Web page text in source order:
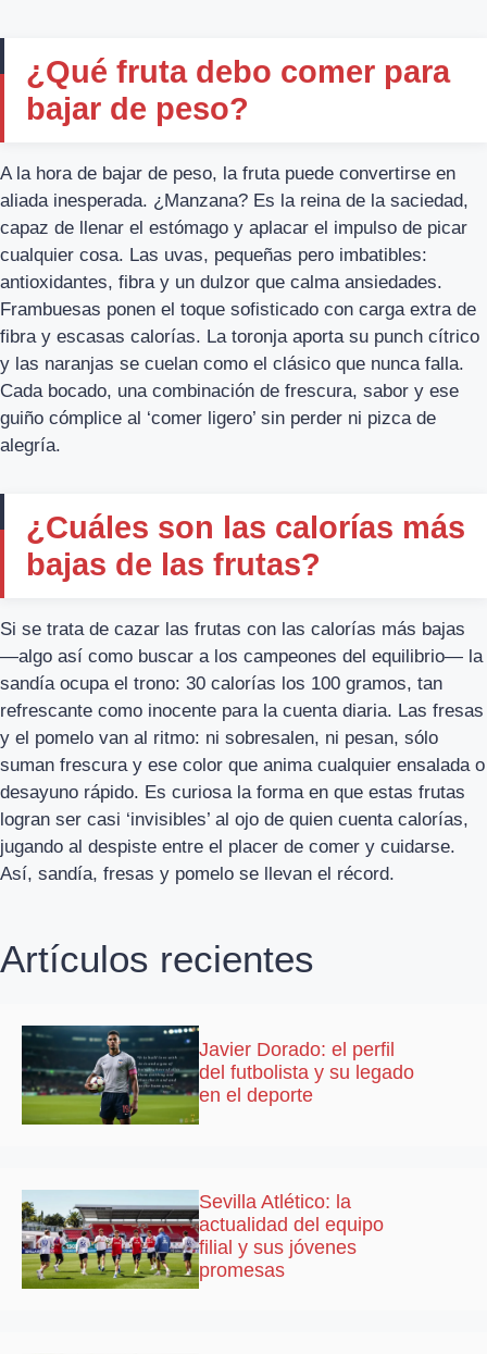
¿Qué fruta debo comer para
bajar de peso?
A la hora de bajar de peso, la fruta puede convertirse en
aliada inesperada. ¿Manzana? Es la reina de la saciedad,
capaz de llenar el estómago y aplacar el impulso de picar
cualquier cosa. Las uvas, pequeñas pero imbatibles:
antioxidantes, fibra y un dulzor que calma ansiedades.
Frambuesas ponen el toque sofisticado con carga extra de
fibra y escasas calorías. La toronja aporta su punch cítrico
y las naranjas se cuelan como el clásico que nunca falla.
Cada bocado, una combinación de frescura, sabor y ese
guiño cómplice al ‘comer ligero’ sin perder ni pizca de
alegría.
¿Cuáles son las calorías más
bajas de las frutas?
Si se trata de cazar las frutas con las calorías más bajas
—algo así como buscar a los campeones del equilibrio— la
sandía ocupa el trono: 30 calorías los 100 gramos, tan
refrescante como inocente para la cuenta diaria. Las fresas
y el pomelo van al ritmo: ni sobresalen, ni pesan, sólo
suman frescura y ese color que anima cualquier ensalada o
desayuno rápido. Es curiosa la forma en que estas frutas
logran ser casi ‘invisibles’ al ojo de quien cuenta calorías,
jugando al despiste entre el placer de comer y cuidarse.
Así, sandía, fresas y pomelo se llevan el récord.
Artículos recientes
Javier Dorado: el perfil
del futbolista y su legado
en el deporte
Sevilla Atlético: la
actualidad del equipo
filial y sus jóvenes
promesas